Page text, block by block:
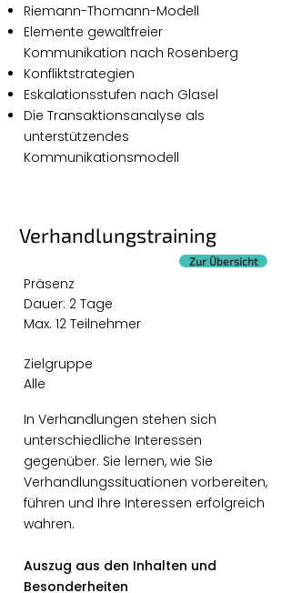
Riemann-Thomann-Modell
Elemente gewaltfreier
Kommunikation nach Rosenberg
Konfliktstrategien
Eskalationsstufen nach Glasel
Die Transaktionsanalyse als
unterstützendes
Kommunikationsmodell
Verhandlungstraining
Zur Übersicht
Präsenz
Dauer: 2 Tage
Max. 12 Teilnehmer
Zielgruppe
Alle
In Verhandlungen stehen sich
unterschiedliche Interessen
gegenüber. Sie lernen, wie Sie
Verhandlungssituationen vorbereiten,
führen und Ihre Interessen erfolgreich
wahren.
Auszug aus den Inhalten und
Besonderheiten